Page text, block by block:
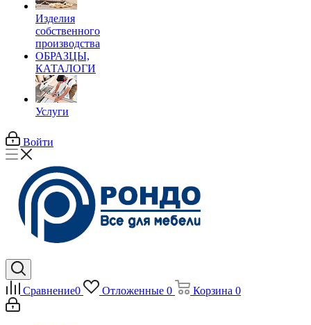
Изделия
собственного
производства
ОБРАЗЦЫ,
КАТАЛОГИ
Услуги
Войти
Сравнение0 Отложенные 0 Корзина 0